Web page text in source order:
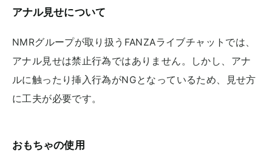
アナル見せについて
NMRグループが取り扱うFANZAライブチャットでは、
アナル見せは禁止行為ではありません。しかし、アナ
ルに触ったり挿入行為がNGとなっているため、見せ方
に工夫が必要です。
おもちゃの使用